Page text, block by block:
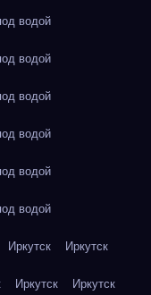
водой
водой
водой
водой
водой
водой
Иркутск Иркутск
Иркутск Иркутск